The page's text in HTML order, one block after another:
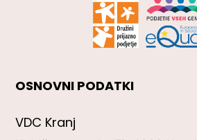
OSNOVNI PODATKI
VDC Kranj